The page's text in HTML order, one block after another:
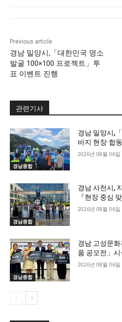
Previous article
경남 밀양시,「대한민국 명소
발굴 100×100 프로젝트」투
표 이벤트 진행
관련기사
경남종합
경남 밀양시,
바지 현장·합
2026년 08월 06일
경남종합
경남 사천시,
『현장 중심
2026년 08월 06일
경남종합
경남 고성문
품 공모전」시
2026년 08월 06일